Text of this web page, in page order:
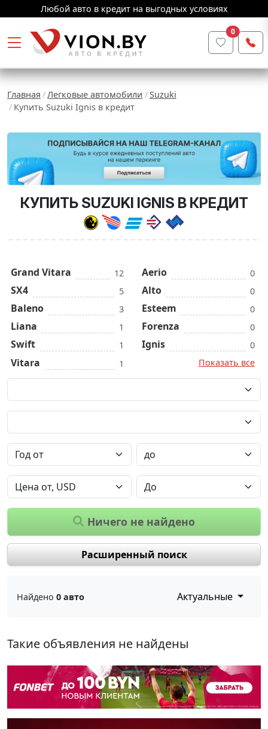
Любой авто в кредит на выгодных условиях
0
Главная Легковые автомобили
Suzuki
Купить Suzuki Ignis в кредит
КУПИТЬ SUZUKI IGNIS В КРЕДИТ
Grand Vitara 12
SX4 5
Baleno 3
Liana 1
Swift 1
Vitara 1
Aerio 0
Alto 0
Esteem 0
Forenza 0
Ignis
0
Показать все
Ничего не найдено
Расширенный поиск
Найдено 0 авто Актуальные
Такие объявления не найдены